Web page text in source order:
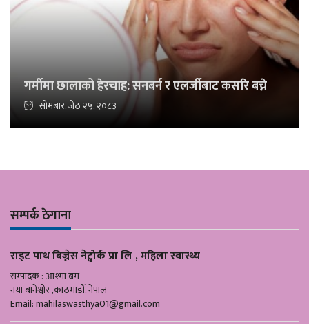
गर्मीमा छालाको हेरचाह: सनबर्न र एलर्जीबाट कसरि बच्ने
सोमबार, जेठ २५, २०८३
सम्पर्क ठेगाना
राइट पाथ बिज्नेस नेट्वोर्क प्रा लि , महिला स्वास्थ्य
सम्पादक : आश्मा बम
नया बानेश्वोर ,काठमाडौँ, नेपाल
Email:mahilaswasthya01@gmail.com